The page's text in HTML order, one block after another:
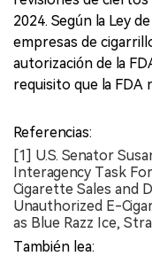
2024. Según la Ley
empresas de
autorización de la
requisito que la FDA
Referencias:
[1] U.S. Senator
Interagency Task
Cigarette Sales and
Unauthorized E-
as Blue Razz Ice,
También lea: